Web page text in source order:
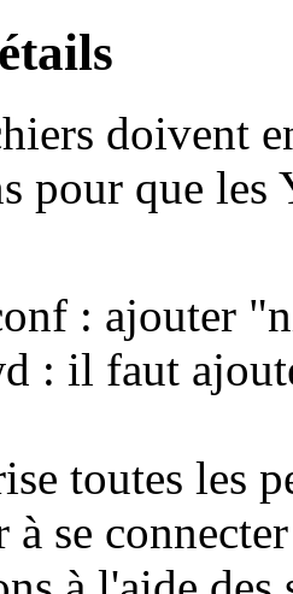
doivent
pour que les
: ajouter
: il faut
toutes les
à se